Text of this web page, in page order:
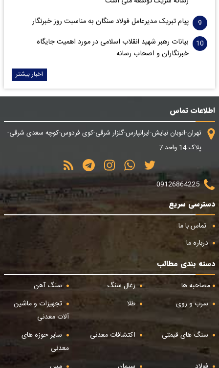
پیام تبریک مدیرعامل فولاد سنگان به مناسبت روز خبرنگار
بیانات رهبر شهید انقلاب اسلامی در مورد اهمیت جایگاه
خبرنگاران و اصحاب رسانه
اخبار بیشتر
اطلاعات تماس
تهران-اتوبان نیایش-ایرانپارس-گلزار شرقی-کوی فردوس-کوچه سعدی شرقی-
پلاک 14 واحد 7
09126864225
دسترسی سریع
تماس با ما
درباره ما
دسته بندی مطالب
مصاحبه ها
زغال سنگ
سنگ آهن
سرب و روی
طلا
تجهیزات و ماشین
آلات معدنی
سنگ های قیمتی
اکتشافات معدنی
سایر حوزه های
معدنی